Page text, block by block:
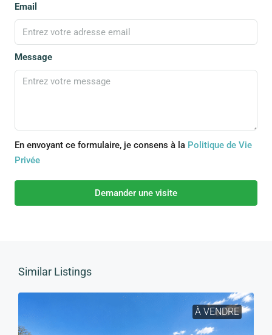
Email
Message
En envoyant ce formulaire, je consens à la Politique de Vie
Privée
Demander une visite
Similar Listings
À VENDRE